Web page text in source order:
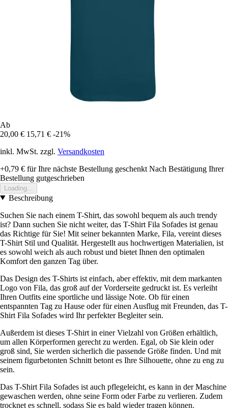
Ab
20,00 € 15,71 € -21%
inkl. MwSt. zzgl. Versandkosten
+0,79 € für Ihre nächste Bestellung geschenkt Nach Bestätigung Ihrer
Bestellung gutgeschrieben
Loading...
Beschreibung
Suchen Sie nach einem T-Shirt, das sowohl bequem als auch trendy
ist? Dann suchen Sie nicht weiter, das T-Shirt Fila Sofades ist genau
das Richtige für Sie! Mit seiner bekannten Marke, Fila, vereint dieses
T-Shirt Stil und Qualität. Hergestellt aus hochwertigen Materialien, ist
es sowohl weich als auch robust und bietet Ihnen den optimalen
Komfort den ganzen Tag über.
Das Design des T-Shirts ist einfach, aber effektiv, mit dem markanten
Logo von Fila, das groß auf der Vorderseite gedruckt ist. Es verleiht
Ihren Outfits eine sportliche und lässige Note. Ob für einen
entspannten Tag zu Hause oder für einen Ausflug mit Freunden, das T-
Shirt Fila Sofades wird Ihr perfekter Begleiter sein.
Außerdem ist dieses T-Shirt in einer Vielzahl von Größen erhältlich,
um allen Körperformen gerecht zu werden. Egal, ob Sie klein oder
groß sind, Sie werden sicherlich die passende Größe finden. Und mit
seinem figurbetonten Schnitt betont es Ihre Silhouette, ohne zu eng zu
sein.
Das T-Shirt Fila Sofades ist auch pflegeleicht, es kann in der Maschine
gewaschen werden, ohne seine Form oder Farbe zu verlieren. Zudem
trocknet es schnell, sodass Sie es bald wieder tragen können.